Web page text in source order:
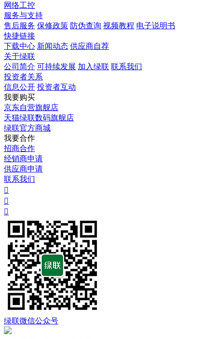
网络工控
服务与支持
售后服务 保修政策 防伪查询 视频教程 电子说明书
快捷链接
下载中心 新闻动态 供应商自荐
关于绿联
公司简介 可持续发展 加入绿联 联系我们
投资者关系
信息公开 投资者互动
我要购买
京东自营旗舰店
天猫绿联数码旗舰店
绿联官方商城
我要合作
招商合作
经销商申请
供应商申请
联系我们



绿联微信公众号